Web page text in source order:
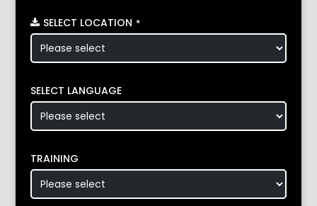
SELECT LOCATION *
SELECT LANGUAGE
TRAINING